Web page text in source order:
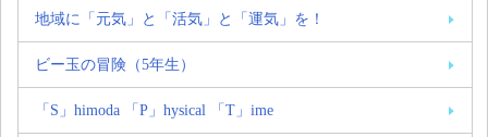
地域に「元気」と「活気」と「運気」を！
ビー玉の冒険（5年生）
「S」himoda 「P」hysical 「T」ime